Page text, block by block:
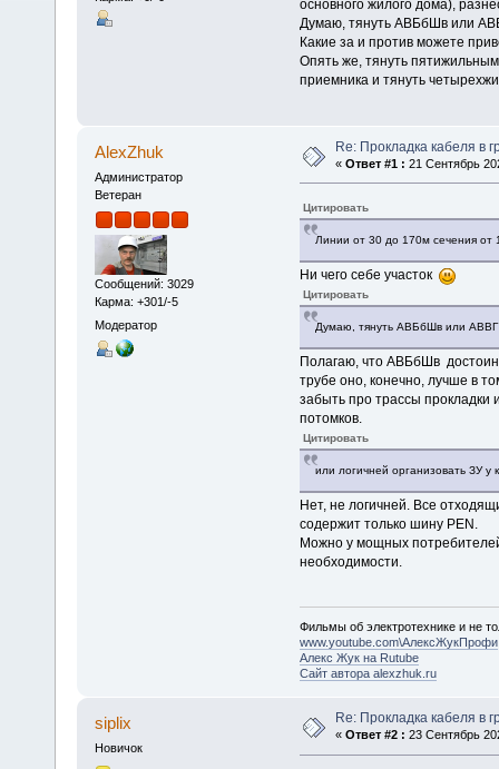
основного жилого дома),
Думаю, тянуть АВБбШв или
Какие за и против можете
Опять же, тянуть
приемника и тянуть
AlexZhuk
Администратор
Ветеран
Сообщений: 3029
Карма: +301/-5
Модератор
Re: Прокладка кабеля в
« Ответ #1 : 21 Сентябрь
Цитировать
Линии от 30 до 170м сечения от
Ни чего себе участок
Цитировать
Думаю, тянуть АВБбШв или АВВГ
Полагаю, что АВБбШв достоин
трубе оно, конечно, лучше в
забыть про трассы прокладки
потомков.
Цитировать
или логичней организовать ЗУ у
Нет, не логичней. Все
содержит только шину PEN.
Можно у мощных
необходимости.
Фильмы об электротехнике и не
www.youtube.com\АлексЖукПрофи
Алекс Жук на Rutube
Сайт автора alexzhuk.ru
siplix
Новичок
Re: Прокладка кабеля в
« Ответ #2 : 23 Сентябрь